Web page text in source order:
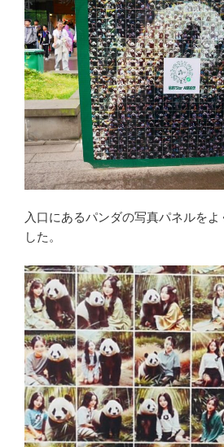
入口にあるパンダの写真パネルをよ
した。